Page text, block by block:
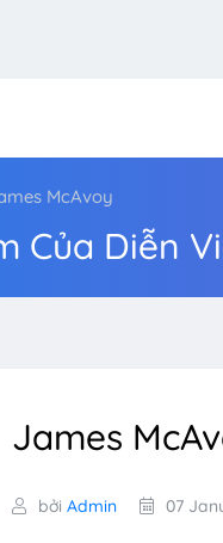
McAvoy
Của Diễn
James
bởi Admin 07